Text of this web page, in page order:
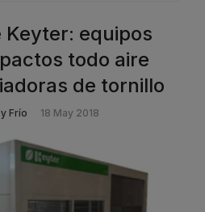
Keyter: equipos
todo aire
de tornillo
Frío 18 May 2018